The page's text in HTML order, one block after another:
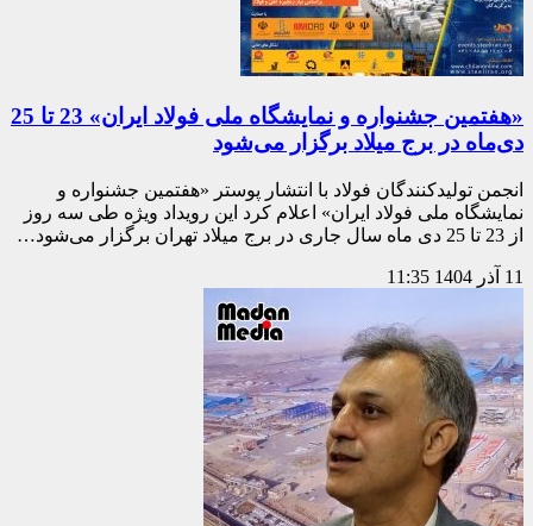
«هفتمین جشنواره و نمایشگاه ملی فولاد ایران» 23 تا 25
دی‌ماه در برج میلاد برگزار می‌شود
انجمن تولیدکنندگان فولاد با انتشار پوستر «هفتمین جشنواره و
نمایشگاه ملی فولاد ایران» اعلام کرد این رویداد ویژه طی سه روز
از 23 تا 25 دی ماه سال جاری در برج میلاد تهران برگزار می‌شود…
11 آذر 1404 11:35